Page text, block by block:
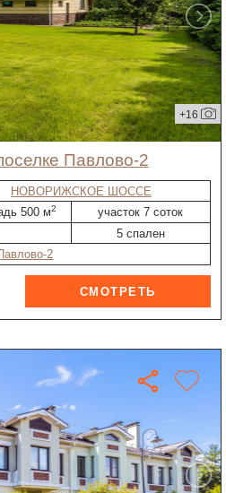
+16
Павлово-2
НОВОРИЖСКОЕ ШОССЕ
500 м2
участок 7 соток
5 спален
2